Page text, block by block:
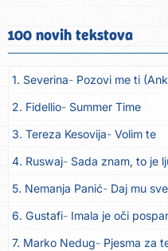
100 novih tekstova
1. Severina Pozovi me ti
2. Fidellio Summer Time
3. Tereza Kesovija Volim te
4. Ruswaj Sada znam, to je
5. Nemanja Panić Daj mu
6. Gustafi Imala je oči
7. Marko Nedug Pjesma za